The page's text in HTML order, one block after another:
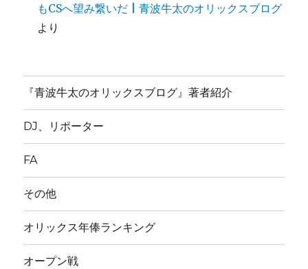
もCSへ望み繋いだ | 青波牛太のオリックスブログ
より
『青波牛太のオリックスブログ』著者紹介
DJ、リポーター
FA
その他
オリックス年俸ランキング
オープン戦